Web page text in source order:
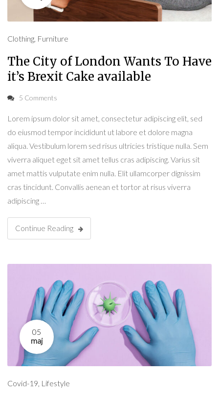
Clothing, Furniture
The City of London Wants To Have
it’s Brexit Cake available
5 Comments
Lorem ipsum dolor sit amet, consectetur adipiscing elit, sed
do eiusmod tempor incididunt ut labore et dolore magna
aliqua. Vestibulum lorem sed risus ultricies tristique nulla. Sem
viverra aliquet eget sit amet tellus cras adipiscing. Varius sit
amet mattis vulputate enim nulla. Elit ullamcorper dignissim
cras tincidunt. Convallis aenean et tortor at risus viverra
adipiscing …
Continue Reading
05
maj
Covid-19, Lifestyle